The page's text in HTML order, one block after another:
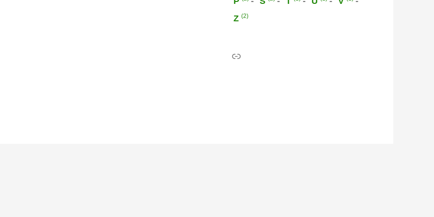
Z (2)
Link